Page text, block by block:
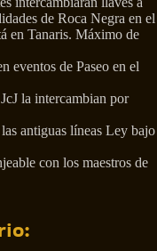
de Roca Negra en el
en Tanaris. Máximo de
eventos de Paseo en el
la intercambian por
antiguas líneas Ley bajo
con los maestros de